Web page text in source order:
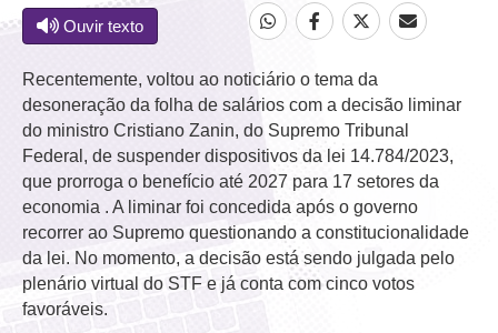
Ouvir texto
Recentemente, voltou ao noticiário o tema da
desoneração da folha de salários com a decisão liminar
do ministro Cristiano Zanin, do Supremo Tribunal
Federal, de suspender dispositivos da lei 14.784/2023,
que prorroga o benefício até 2027 para 17 setores da
economia . A liminar foi concedida após o governo
recorrer ao Supremo questionando a constitucionalidade
da lei. No momento, a decisão está sendo julgada pelo
plenário virtual do STF e já conta com cinco votos
favoráveis.